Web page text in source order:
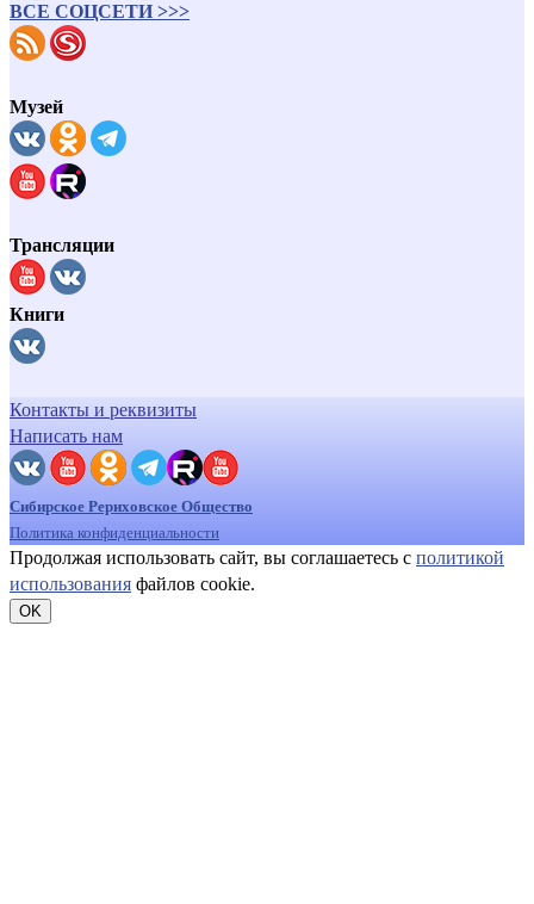
ВСЕ СОЦСЕТИ >>>
Музей
Трансляции
Книги
Контакты и реквизиты
Написать нам
Сибирское Рериховское Общество
Политика конфиденциальности
Продолжая использовать сайт, вы соглашаетесь с политикой
использования файлов cookie.
OK